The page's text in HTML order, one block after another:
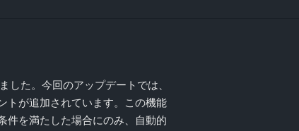
した。今回のアップデートでは、
トが追加されています。この機能
件を満たした場合にのみ、自動的